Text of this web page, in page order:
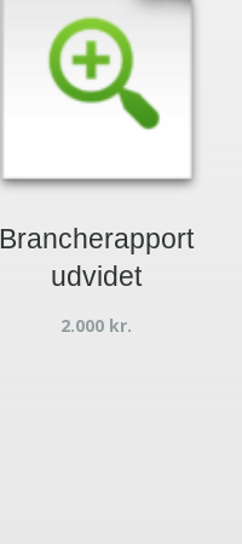
Brancherapport
udvidet
2.000 kr.